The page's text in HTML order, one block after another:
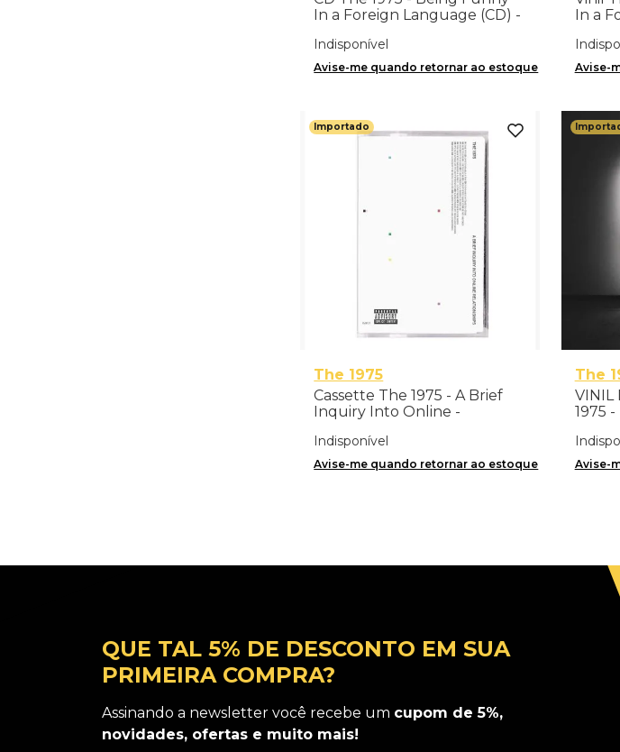
In a Foreign Language (CD) -
Indisponível
Avise-me quando retornar ao estoque
In a
Avise-
Importado
The 1975
Cassette The 1975 - A Brief
Inquiry Into Online -
Indisponível
Avise-me quando retornar ao estoque
The
VINIL
1975
Avise-
QUE TAL 5% DE DESCONTO EM SUA
PRIMEIRA COMPRA?
Assinando a newsletter você recebe um cupom de 5%,
novidades, ofertas e muito mais!